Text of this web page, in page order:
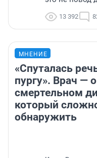
13 392
МНЕНИЕ
«Спуталась
пургу». Врач — о
смертельном
который
обнаружить